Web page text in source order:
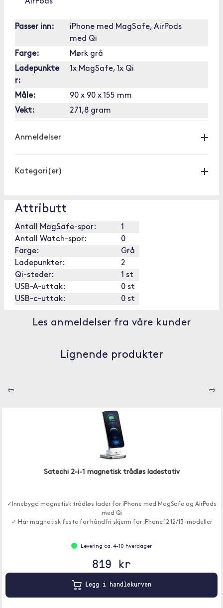
Passer inn:
iPhone med MagSafe, AirPods
med Qi
Farge:
Mørk grå
Ladepunkte
r:
1x MagSafe, 1x Qi
Måle:
90 x 90 x 155 mm
Vekt:
271,8 gram
Anmeldelser
Kategori(er)
Attributt
Antall MagSafe-spor:
1
Antall Watch-spor:
0
Farge:
Grå
Ladepunkter:
2
Qi-steder:
1 st
USB-A-uttak:
0 st
USB-c-uttak:
0 st
Les anmeldelser fra våre kunder
Lignende produkter
⇦ ⇨
Satechi 2-i-1 magnetisk trådløs ladestativ
✓Innebygd magnetisk trådløs lader for iPhone med MagSafe og AirPods
med Qi
✓ Har magnetisk feste for håndfri skjerm for iPhone 12 12/13-modeller
Levering ca. 4-10 hverdager
819 kr
Legg i handlekurven